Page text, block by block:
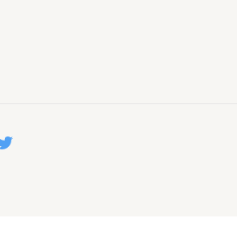
sur Facebooksur Linkedin
sur Twitter